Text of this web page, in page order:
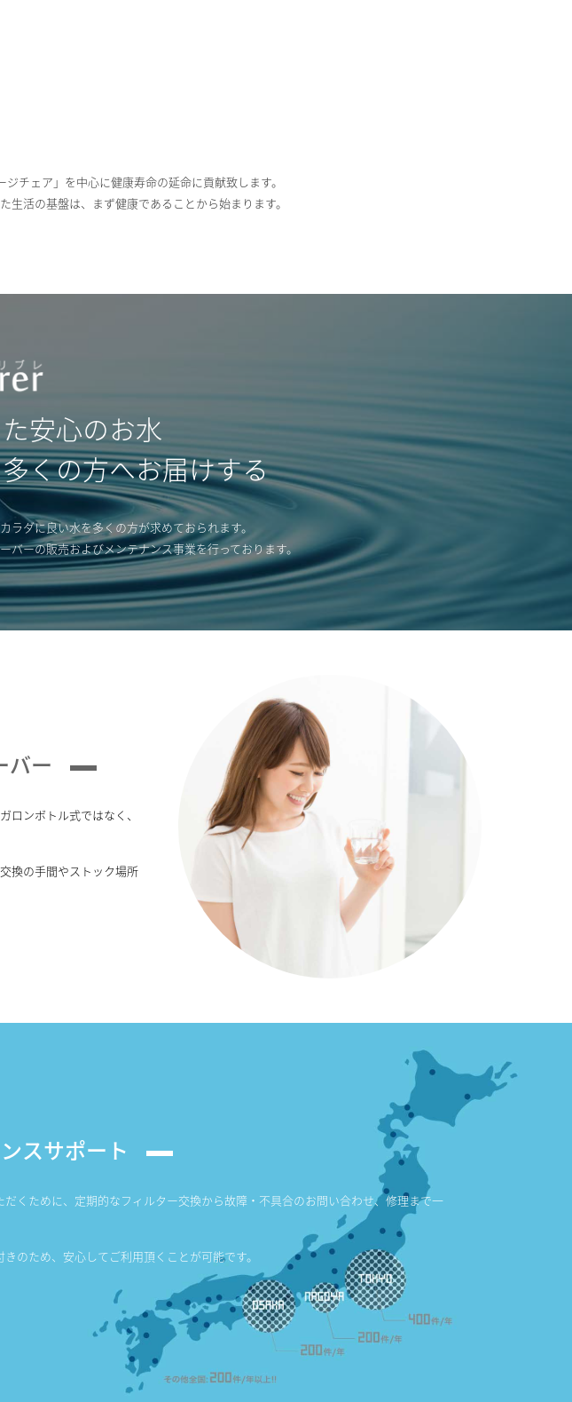
チェア」を中心に健康寿命の延命に貢献致します。
活の基盤は、まず健康であることから始まります。
安心のお水
くの方へお届けする
ダに良い水を多くの方が求めておられます。
バーの販売およびメンテナンス事業を行っております。
バー
ロンボトル式ではなく、
換の手間やストック場所
スサポート
くために、定期的なフィルター交換から故障・不具合のお問い合わせ、修理まで一
のため、安心してご利用頂くことが可能です。